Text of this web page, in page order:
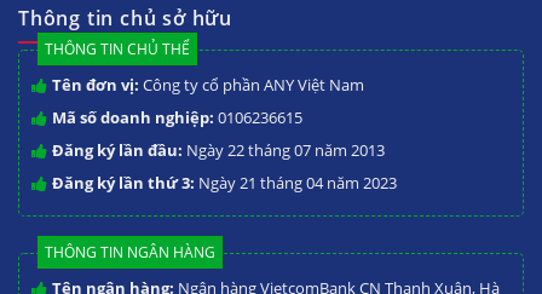
Thông tin chủ sở hữu
THÔNG TIN CHỦ THỂ
Tên đơn vị: Công ty cổ phần ANY Việt Nam
Mã số doanh nghiệp: 0106236615
Đăng ký lần đầu: Ngày 22 tháng 07 năm 2013
Đăng ký lần thứ 3: Ngày 21 tháng 04 năm 2023
THÔNG TIN NGÂN HÀNG
Tên ngân hàng: Ngân hàng VietcomBank CN Thanh Xuân, Hà